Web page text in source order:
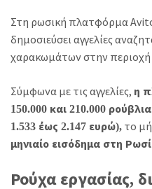
Στη ρωσική πλατφόρμα Avito
δημοσιεύσει αγγελίες
χαρακωμάτων στην
Σύμφωνα με τις αγγελίες, η
150.000 και 210.000
1.533 έως 2.147 ευρώ), το
μηνιαίο εισόδημα στη
Ρούχα εργασίας,